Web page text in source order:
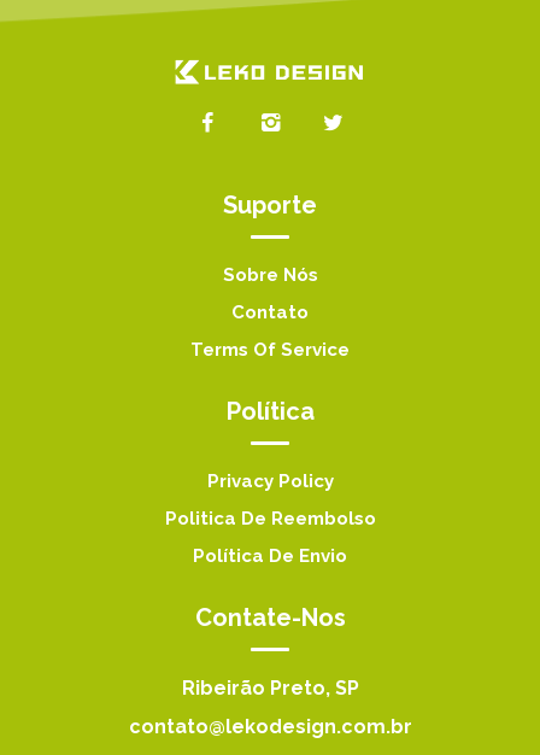
Suporte
Sobre Nós
Contato
Terms Of Service
Política
Privacy Policy
Politica De Reembolso
Política De Envio
Contate-Nos
Ribeirão Preto, SP
contato@lekodesign.com.br